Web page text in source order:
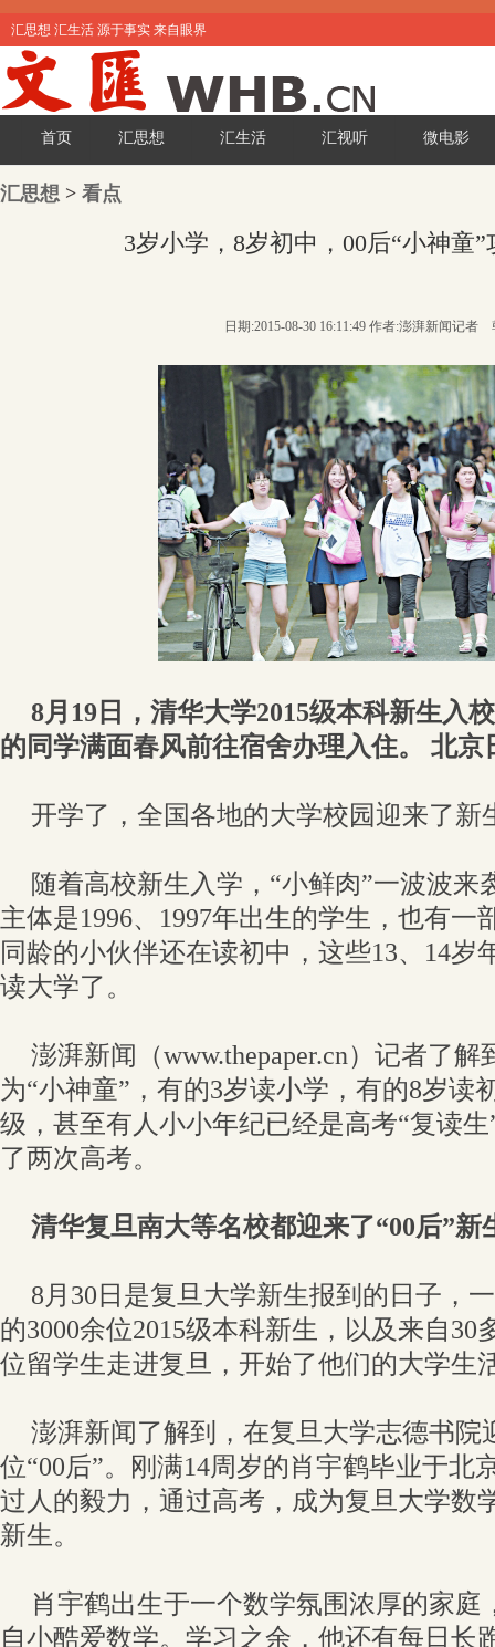
汇思想 汇生活 源于事实 来自眼界
首页 汇思想 汇生活 汇视听 微电影
汇思想 > 看点
3岁小学，8岁初中，00后“小神童
日期:2015-08-30 16:11:49 作者:澎湃新闻记者
8月19日，清华大学2015级本科新生入
的同学满面春风前往宿舍办理入住。 北京
开学了，全国各地的大学校园迎来了新
随着高校新生入学，“小鲜肉”一波波来
主体是1996、1997年出生的学生，也有一
同龄的小伙伴还在读初中，这些13、14岁
读大学了。
澎湃新闻（www.thepaper.cn）记者了解
为“小神童”，有的3岁读小学，有的8岁读
级，甚至有人小小年纪已经是高考“复读
了两次高考。
清华复旦南大等名校都迎来了“00后”新
8月30日是复旦大学新生报到的日子，
的3000余位2015级本科新生，以及来自30
位留学生走进复旦，开始了他们的大学生
澎湃新闻了解到，在复旦大学志德书院
位“00后”。刚满14周岁的肖宇鹤毕业于北
过人的毅力，通过高考，成为复旦大学数
新生。
肖宇鹤出生于一个数学氛围浓厚的家庭
自小酷爱数学。学习之余，他还有每日长